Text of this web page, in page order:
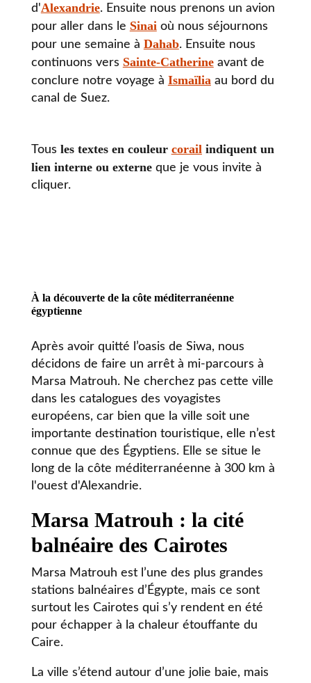
d'Alexandrie. Ensuite nous prenons un avion
pour aller dans le Sinaioù nous séjournons
pour une semaine à Dahab. Ensuite nous
continuons vers Sainte-Catherineavant de
conclure notre voyage à Ismaïliaau bord du
canal de Suez.
Tous les textes en couleur corailindiquent un
lien interne ou externe que je vous invite à
cliquer.
À la découverte de la côte méditerranéenne
égyptienne
Après avoir quitté l’oasis de Siwa, nous
décidons de faire un arrêt à mi-parcours à
Marsa Matrouh. Ne cherchez pas cette ville
dans les catalogues des voyagistes
européens, car bien que la ville soit une
importante destination touristique, elle n’est
connue que des Égyptiens. Elle se situe le
long de la côte méditerranéenne à 300 km à
l'ouest d'Alexandrie.
Marsa Matrouh : la cité
balnéaire des Cairotes
Marsa Matrouh est l’une des plus grandes
stations balnéaires d’Égypte, mais ce sont
surtout les Cairotes qui s’y rendent en été
pour échapper à la chaleur étouffante du
Caire.
La ville s’étend autour d’une jolie baie, mais